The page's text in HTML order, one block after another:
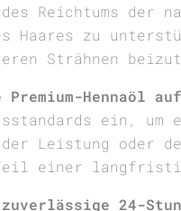
des Reichtums
zu
Strähnen
Hennaöl
ein, um
der Leistung oder
einer
24-